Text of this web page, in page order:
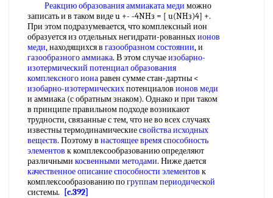
Реакцию образованияаммиаката меди можно
записать и в таком виде u +- -4NHз = [ u(NHз)4] +.
При этом подразумевается, что комплексный ион
образуется из отдельных негидрати-рованныхионов
меди, находящихся в газообразном состоянии, и
газообразного аммиака. В этом случаеизобарно-
изотермический потенциал образования
комплексного ионаравен сумме стан-дартны <
изобарно-изотермическихпотенциалов ионов меди
и аммиака (с обратным знаком). Однако и при таком
в принципе правильном подходе возникают
трудности, связанные с тем, что не во всех случаях
известны термодинамическиесвойства исходных
веществ. Поэтому в настоящее времяспособность
элементов к комплексообразованию определяют
различными косвенными методами. Ниже дается
качественное описаниеспособности элементов к
комплексообразованию погруппам периодической
системы.
[c.392]